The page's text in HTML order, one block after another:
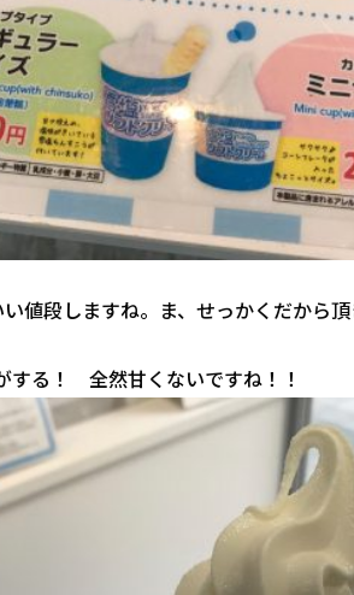
いい値段しますね。ま、せっかくだから
する！ 全然甘くないですね！！